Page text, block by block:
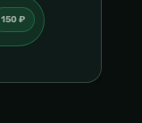
150 ₽